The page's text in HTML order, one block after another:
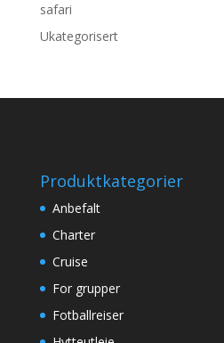
safari
Ukategorisert
Produktkategorier
Anbefalt
Charter
Cruise
For grupper
Fotballreiser